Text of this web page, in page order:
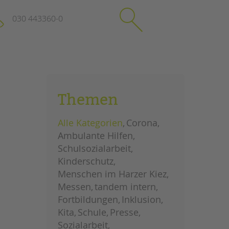
Impressum
Datenschutz
Hinweisgebersystem
Intranet
schließen
030 443360-0
SuchenThemen
Alle Kategorien Corona
Ambulante Hilfen
Schulsozialarbeit
Kinderschutz
Menschen im Harzer Kiez
Messen tandem intern
Fortbildungen Inklusion
Kita Schule Presse
Sozialarbeit